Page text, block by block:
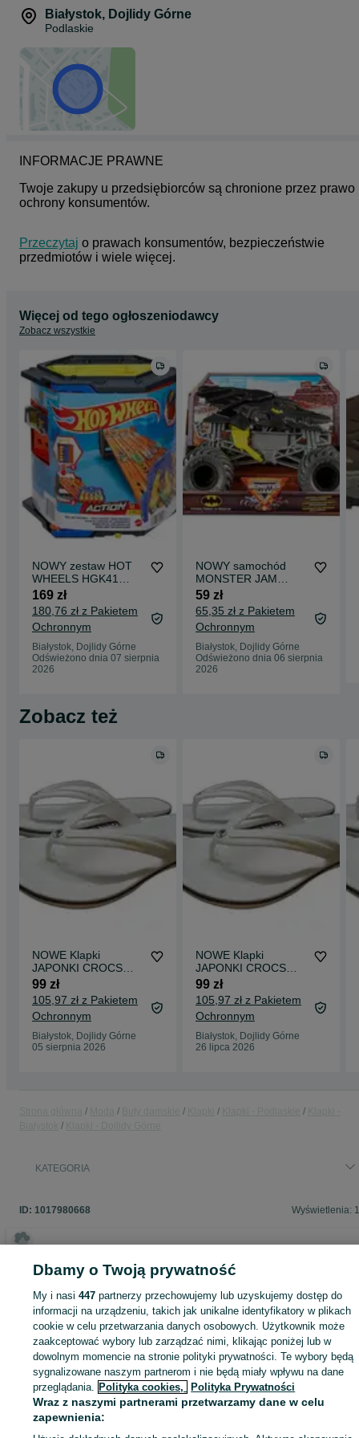
Dane osoby odpowiedzialnej: Crocs Europe B.V. ; Planeetbaan 4 ;
2132 HZ Hoofddorp ; Holandia
Kontakt - CrocsCares(at)crocs.com
Ostrzeżenia dot. bezpieczeństwa: Ostrzeżenie! Aby uniknąć
poważnych obrażeń podczas jazdy ruchomymi schodami i
chodnikami:
- stań na środku kierując się do przodu
- unikaj kontaktu z jakąkolwiek powierzchnią w pobliżu schodka lub
chodnika
- stąpaj ostrożnie podczas wchodzenia i schodzenia
- trzymaj dziecko za rękę i je nadzoruj przez cały czas
Białystok, Dojlidy Górne
Podlaskie
INFORMACJE PRAWNE
Twoje zakupy u przedsiębiorców są chronione przez prawo
ochrony konsumentów.
Przeczytaj o prawach konsumentów, bezpieczeństwie
przedmiotów i wiele więcej.
Więcej od tego ogłoszeniodawcy
Zobacz wszystkie
NOWY zestaw HOT
WHEELS HGK41
Rozkładany 5-
pasmowy tor
wyścigowy + autko
MATTEL
169 zł
180,76 zł z Pakietem
Ochronnym
Białystok, Dojlidy Górne
Odświeżono dnia 07 sierpnia
2026
NOWY samochód
MONSTER JAM
Monster Truck
Batman Pojazd
terenowy 1:24
59 zł
65,35 zł z Pakietem
Ochronnym
Białystok, Dojlidy Górne
Odświeżono dnia 06 sierpnia
2026
Zobacz też
NOWE Klapki
JAPONKI CROCS
męskie damskie
unisex na basen
BIAŁE R 43/44
99 zł
105,97 zł z Pakietem
Ochronnym
Białystok, Dojlidy Górne
05 sierpnia 2026
NOWE Klapki
JAPONKI CROCS
męskie damskie
unisex na basen
BIAŁE 45/46
99 zł
105,97 zł z Pakietem
Ochronnym
Białystok, Dojlidy Górne
26 lipca 2026
KATEGORIA
ID: 1017980668 Wyświetlenia:
sprzedającym
Zaloguj się / Załóż konto
Kup
Dbamy o Twoją prywatność
My i nasi447 partnerzy przechowujemy lub uzyskujemy dostęp do
informacji na urządzeniu, takich jak unikalne identyfikatory w plikach
cookie w celu przetwarzania danych osobowych. Użytkownik może
zaakceptować wybory lub zarządzać nimi, klikając poniżej lub w
dowolnym momencie na stronie polityki prywatności. Te wybory będą
sygnalizowane naszym partnerom i nie będą miały wpływu na dane
przeglądania. Polityka cookies, Polityka Prywatności
Wraz z naszymi partnerami przetwarzamy dane w celu
zapewnienia: